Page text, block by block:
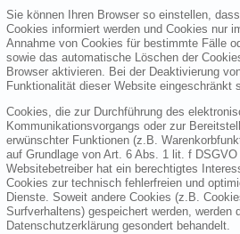
Sie können Ihren Browser so einstellen,
Cookies informiert werden und Cookies nur
Annahme von Cookies für bestimmte Fälle
sowie das automatische Löschen der
Browser aktivieren. Bei der Deaktivierung
Funktionalität dieser Website eingeschränkt
Cookies, die zur Durchführung des
Kommunikationsvorgangs oder zur
erwünschter Funktionen (z.B.
auf Grundlage von Art. 6 Abs. 1 lit. f
Websitebetreiber hat ein berechtigtes
Cookies zur technisch fehlerfreien und
Dienste. Soweit andere Cookies (z.B.
Surfverhaltens) gespeichert werden, werden
Datenschutzerklärung gesondert behandelt.